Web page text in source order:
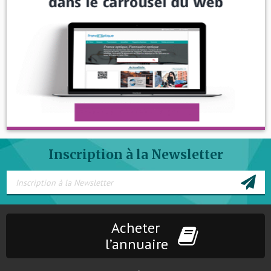
Inscription à la Newsletter
Acheter
l’annuaire